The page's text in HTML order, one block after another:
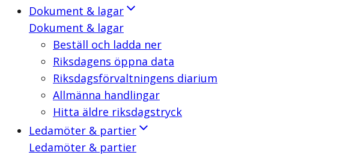
Dokument & lagar
Dokument & lagar
Beställ och ladda ner
Riksdagens öppna data
Riksdagsförvaltningens diarium
Allmänna handlingar
Hitta äldre riksdagstryck
Ledamöter & partier
Ledamöter & partier